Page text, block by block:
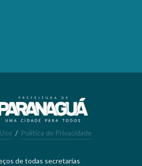
/ Política de Privacidade
de todas secretarias